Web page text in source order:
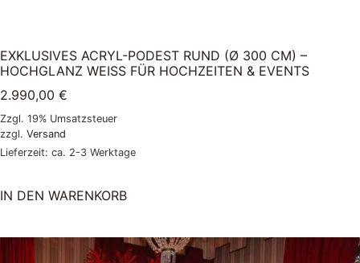
EXKLUSIVES ACRYL-PODEST RUND (Ø 300 CM) –
HOCHGLANZ WEISS FÜR HOCHZEITEN & EVENTS
2.990,00 €
Zzgl. 19% Umsatzsteuer
zzgl. Versand
Lieferzeit: ca. 2-3 Werktage
IN DEN WARENKORB